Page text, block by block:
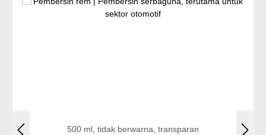
500 ml, tidak berwarna, transparan